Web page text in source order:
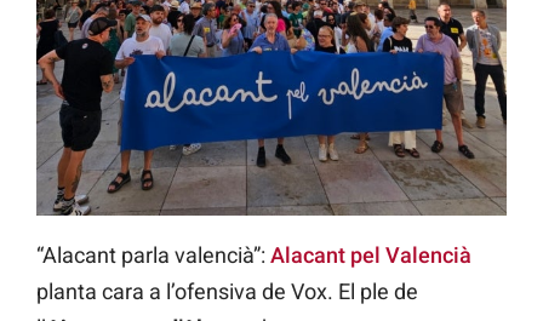
“Alacant parla valencià”: Alacant pel Valencià
planta cara a l’ofensiva de Vox. El ple de